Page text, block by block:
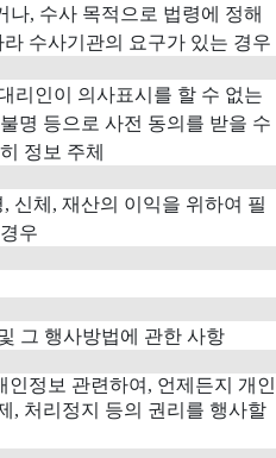
나, 수사 목적으로 법령에 정해
수사기관의 요구가 있는 경우
리인이 의사표시를 할 수 없는
명 등으로 사전 동의를 받을 수
정보 주체
신체, 재산의 이익을 위하여 필
우
그 행사방법에 관한 사항
인정보 관련하여, 언제든지 개인
, 처리정지 등의 권리를 행사할